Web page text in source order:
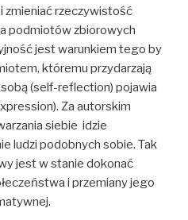
zmieniać rzeczywistość
podmiotów zbiorowych
jest warunkiem tego by
któremu przydarzają
(self-reflection) pojawia
Za autorskim
siebie idzie
ludzi podobnych sobie. Tak
jest w stanie dokonać
i przemiany jego